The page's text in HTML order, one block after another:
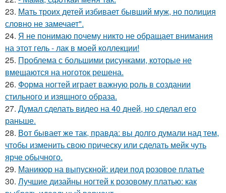
23. Мать троих детей избивает бывший муж, но полиция
словно не замечает".
24. Я не понимаю почему никто не обращает внимания
на этот гель - лак в моей коллекции!
25. Проблема с большими рисунками, которые не
вмещаются на ноготок решена.
26. Форма ногтей играет важную роль в создании
стильного и изящного образа.
27. Думал сделать видео на 40 дней, но сделал его
раньше.
28. Вот бывает же так, правда: вы долго думали над тем,
чтобы изменить свою прическу или сделать мейк чуть
ярче обычного.
29. Маникюр на выпускной: идеи под розовое платье
30. Лучшие дизайны ногтей к розовому платью: как